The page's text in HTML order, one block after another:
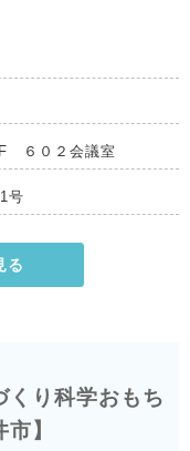
６０２会議室
号
る
くり科学おもち
】